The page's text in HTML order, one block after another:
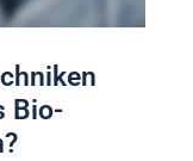
Bio-